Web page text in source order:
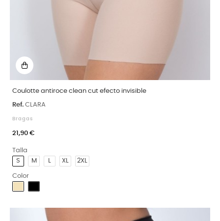
Coulotte antiroce clean cut efecto invisible
Ref. CLARA
Bragas
21,90 €
Talla
S
M L XL 2XL
Color